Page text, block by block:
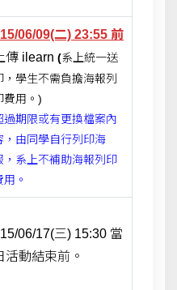
06/09(二) 23:55 前
上傳 ilearn (系上統一送
，學生不需負擔海報列
費用。)
過期限或有更換檔案內
，由同學自行列印海
，系上不補助海報列印
用。
06/17(三) 15:30 當
活動結束前。